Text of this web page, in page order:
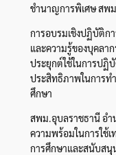
ชำนาญการพิเศษ สพ
การอบรมเชิงปฏิบัติก
และความรู้ของบุคลา
ประยุกต์ใช้ในการปฏิ
ประสิทธิภาพในการท
ศึกษา
สพม.อุบลราชธานี อำ
ความพร้อมในการใช้
การศึกษาและสนับสนุ